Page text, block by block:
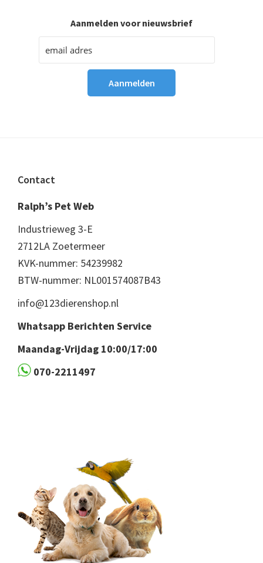
Aanmelden voor nieuwsbrief
Footer
Contact
Ralph’s Pet Web
Industrieweg 3-E
2712LA Zoetermeer
KVK-nummer: 54239982
BTW-nummer: NL001574087B43
info@123dierenshop.nl
Whatsapp Berichten Service
Maandag-Vrijdag 10:00/17:00
070-2211497